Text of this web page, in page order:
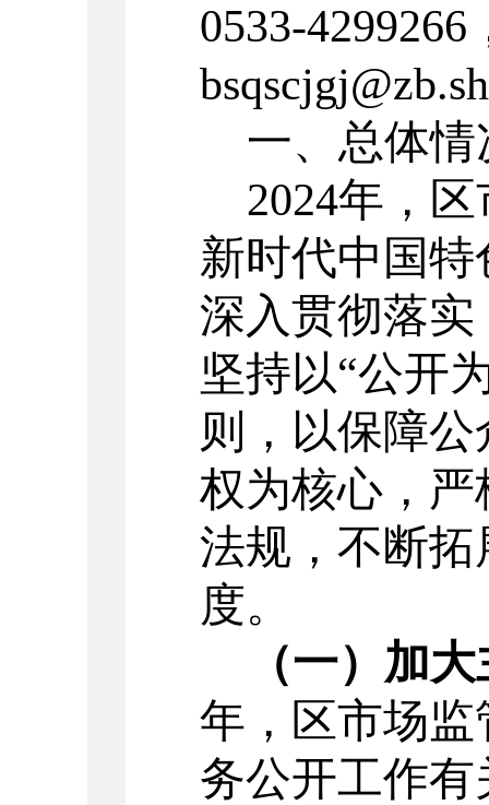
0533-4299266
一、总体情
2024年，区
新时代中国
深入贯彻落
坚持以“公开
则，以保障
权为核心，
法规，不断
度。
（一）加
年，区市场
务公开工作